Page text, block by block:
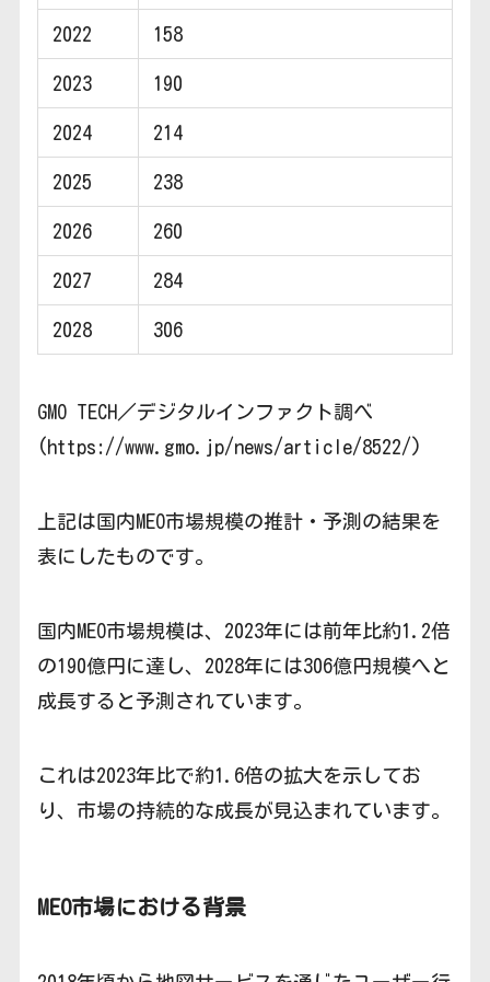
2022 158
2023 190
2024 214
2025 238
2026 260
2027 284
2028 306
GMO TECH／デジタルインファクト調べ
(https://www.gmo.jp/news/article/8522/)
上記は国内MEO市場規模の推計・予測の結果を
表にしたものです。
国内MEO市場規模は、2023年には前年比約1.2倍
の190億円に達し、2028年には306億円規模へと
成長すると予測されています。
これは2023年比で約1.6倍の拡大を示してお
り、市場の持続的な成長が見込まれています。
MEO市場における背景